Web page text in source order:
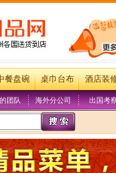
餐盘碗 桌巾台布 酒店装
团队 海外分公司 出国考